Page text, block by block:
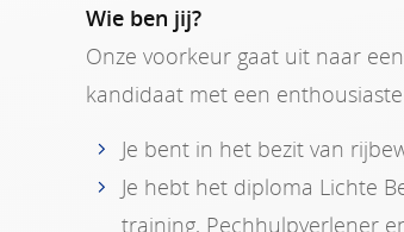
Wie ben jij?
Onze voorkeur gaat uit naar
kandidaat met een
Je bent in het bezit van
Je hebt het diploma Lichte
training, Pechhulpverlener